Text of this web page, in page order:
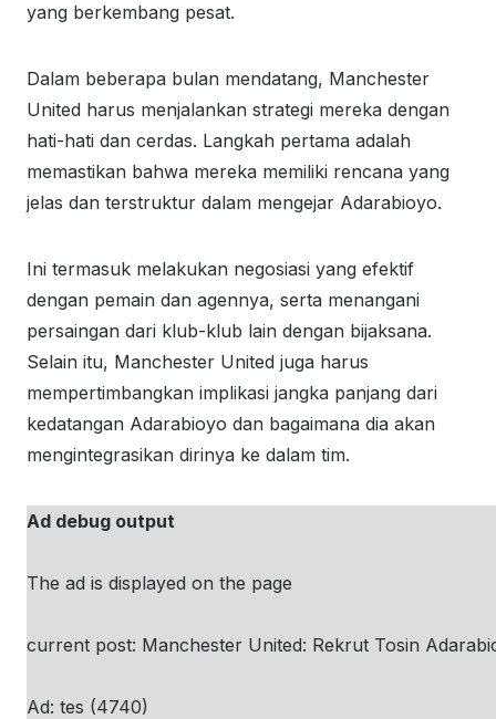
yang berkembang pesat.
Dalam beberapa bulan mendatang, Manchester
United harus menjalankan strategi mereka dengan
hati-hati dan cerdas. Langkah pertama adalah
memastikan bahwa mereka memiliki rencana yang
jelas dan terstruktur dalam mengejar Adarabioyo.
Ini termasuk melakukan negosiasi yang efektif
dengan pemain dan agennya, serta menangani
persaingan dari klub-klub lain dengan bijaksana.
Selain itu, Manchester United juga harus
mempertimbangkan implikasi jangka panjang dari
kedatangan Adarabioyo dan bagaimana dia akan
mengintegrasikan dirinya ke dalam tim.
Ad debug output
The ad is displayed on the page
current post: Manchester United: Rekrut Tosin
Ad: tes (4740)